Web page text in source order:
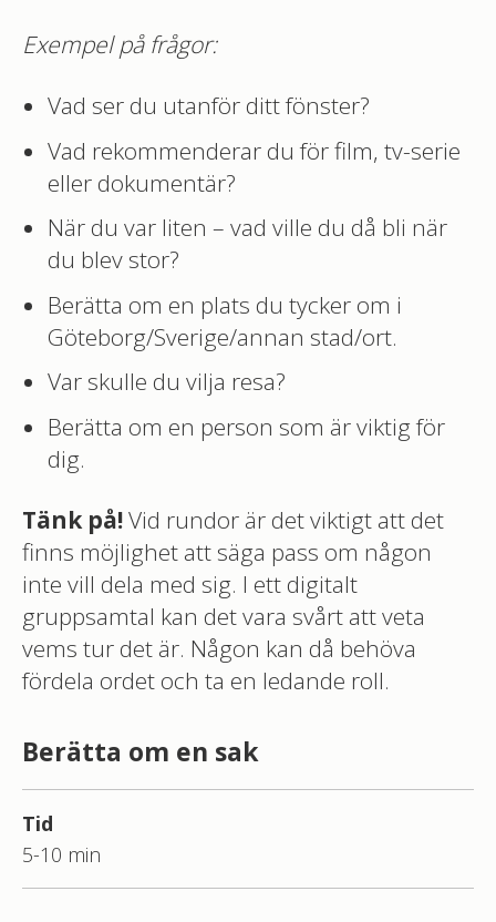
Exempel på frågor:
Vad ser du utanför ditt fönster?
Vad rekommenderar du för film, tv-serie
eller dokumentär?
När du var liten – vad ville du då bli när
du blev stor?
Berätta om en plats du tycker om i
Göteborg/Sverige/annan stad/ort.
Var skulle du vilja resa?
Berätta om en person som är viktig för
dig.
Tänk på!Vid rundor är det viktigt att det
finns möjlighet att säga pass om någon
inte vill dela med sig. I ett digitalt
gruppsamtal kan det vara svårt att veta
vems tur det är. Någon kan då behöva
fördela ordet och ta en ledande roll.
Berätta om en sak
Tid
5-10 min